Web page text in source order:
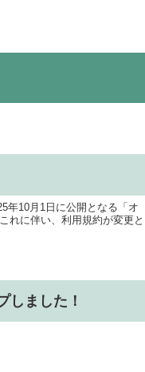
年10月1日に公開となる「オ
れに伴い、利用規約が変更と
しました！